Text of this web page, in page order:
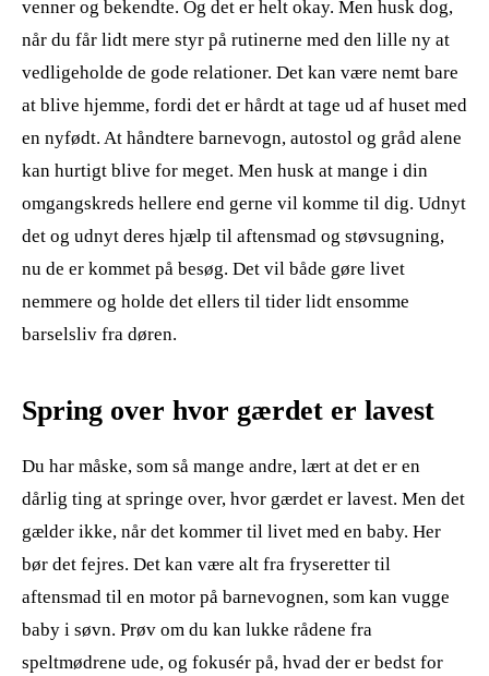
venner og bekendte. Og det er helt okay. Men husk dog,
når du får lidt mere styr på rutinerne med den lille ny at
vedligeholde de gode relationer. Det kan være nemt bare
at blive hjemme, fordi det er hårdt at tage ud af huset med
en nyfødt. At håndtere barnevogn, autostol og gråd alene
kan hurtigt blive for meget. Men husk at mange i din
omgangskreds hellere end gerne vil komme til dig. Udnyt
det og udnyt deres hjælp til aftensmad og støvsugning,
nu de er kommet på besøg. Det vil både gøre livet
nemmere og holde det ellers til tider lidt ensomme
barselsliv fra døren.
Spring over hvor gærdet er lavest
Du har måske, som så mange andre, lært at det er en
dårlig ting at springe over, hvor gærdet er lavest. Men det
gælder ikke, når det kommer til livet med en baby. Her
bør det fejres. Det kan være alt fra fryseretter til
aftensmad til en motor på barnevognen, som kan vugge
baby i søvn. Prøv om du kan lukke rådene fra
speltmødrene ude, og fokusér på, hvad der er bedst for